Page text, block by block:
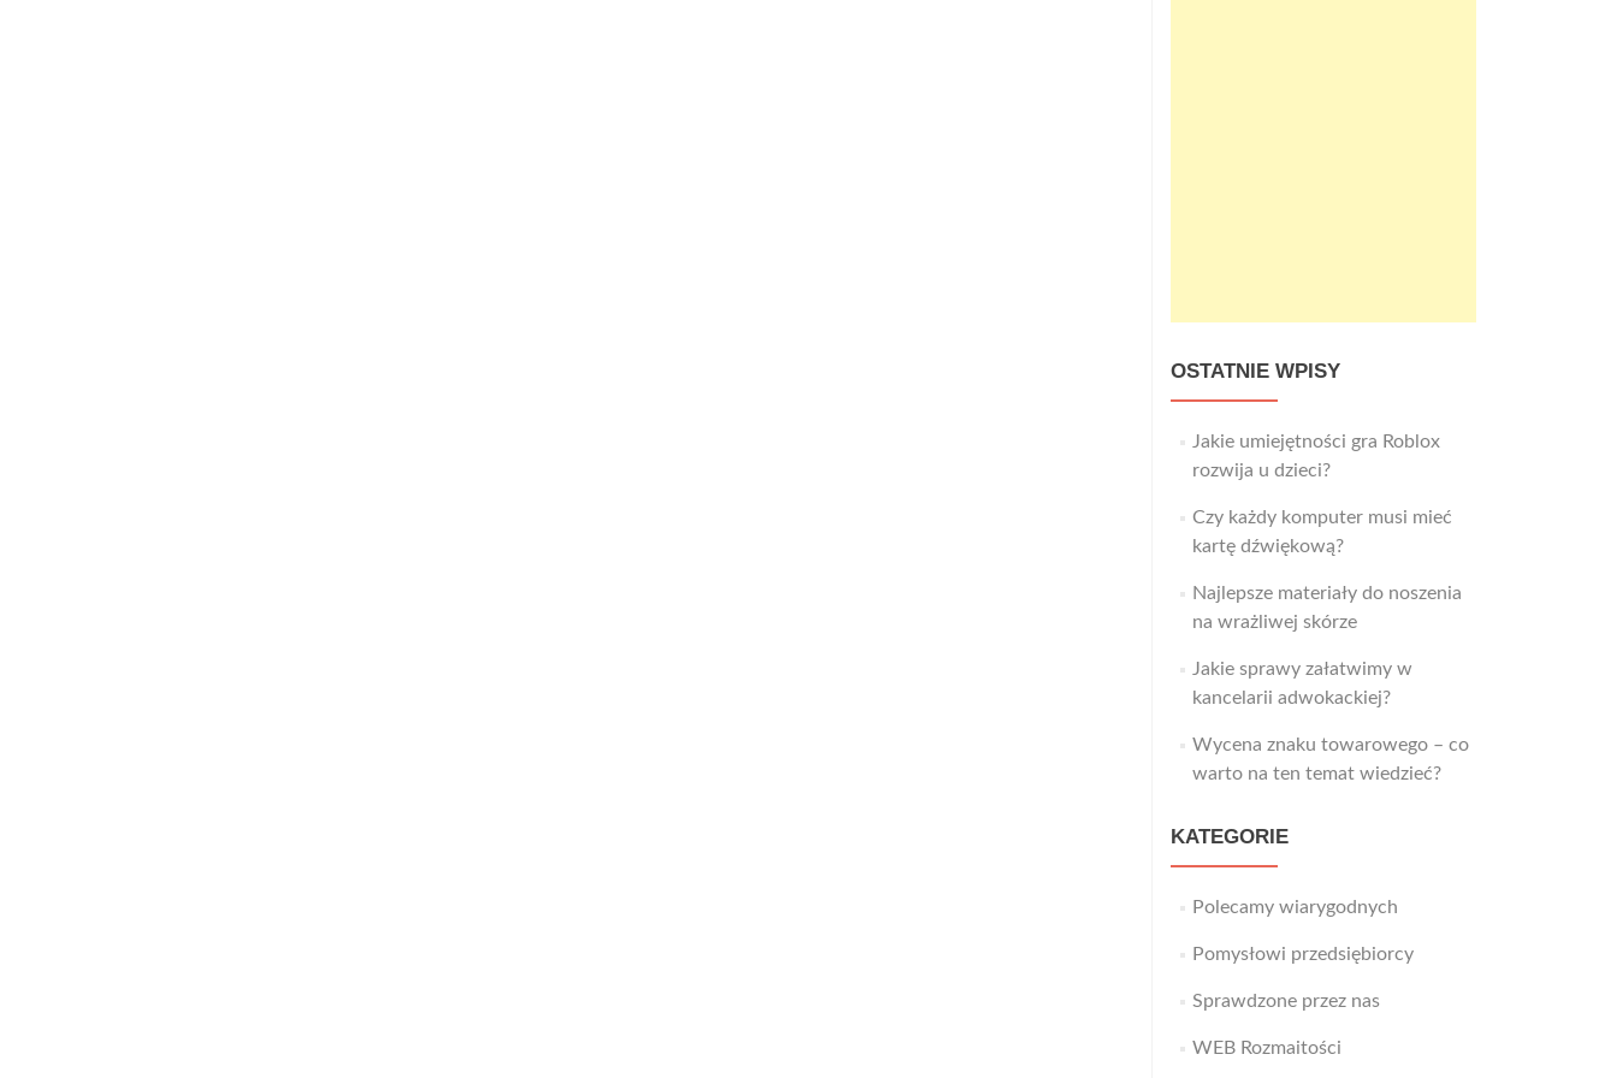
OSTATNIE WPISY
Jakie umiejętności gra Roblox
rozwija u dzieci?
Czy każdy komputer musi mieć
kartę dźwiękową?
Najlepsze materiały do noszenia
na wrażliwej skórze
Jakie sprawy załatwimy w
kancelarii adwokackiej?
Wycena znaku towarowego – co
warto na ten temat wiedzieć?
KATEGORIE
Polecamy wiarygodnych
Pomysłowi przedsiębiorcy
Sprawdzone przez nas
WEB Rozmaitości